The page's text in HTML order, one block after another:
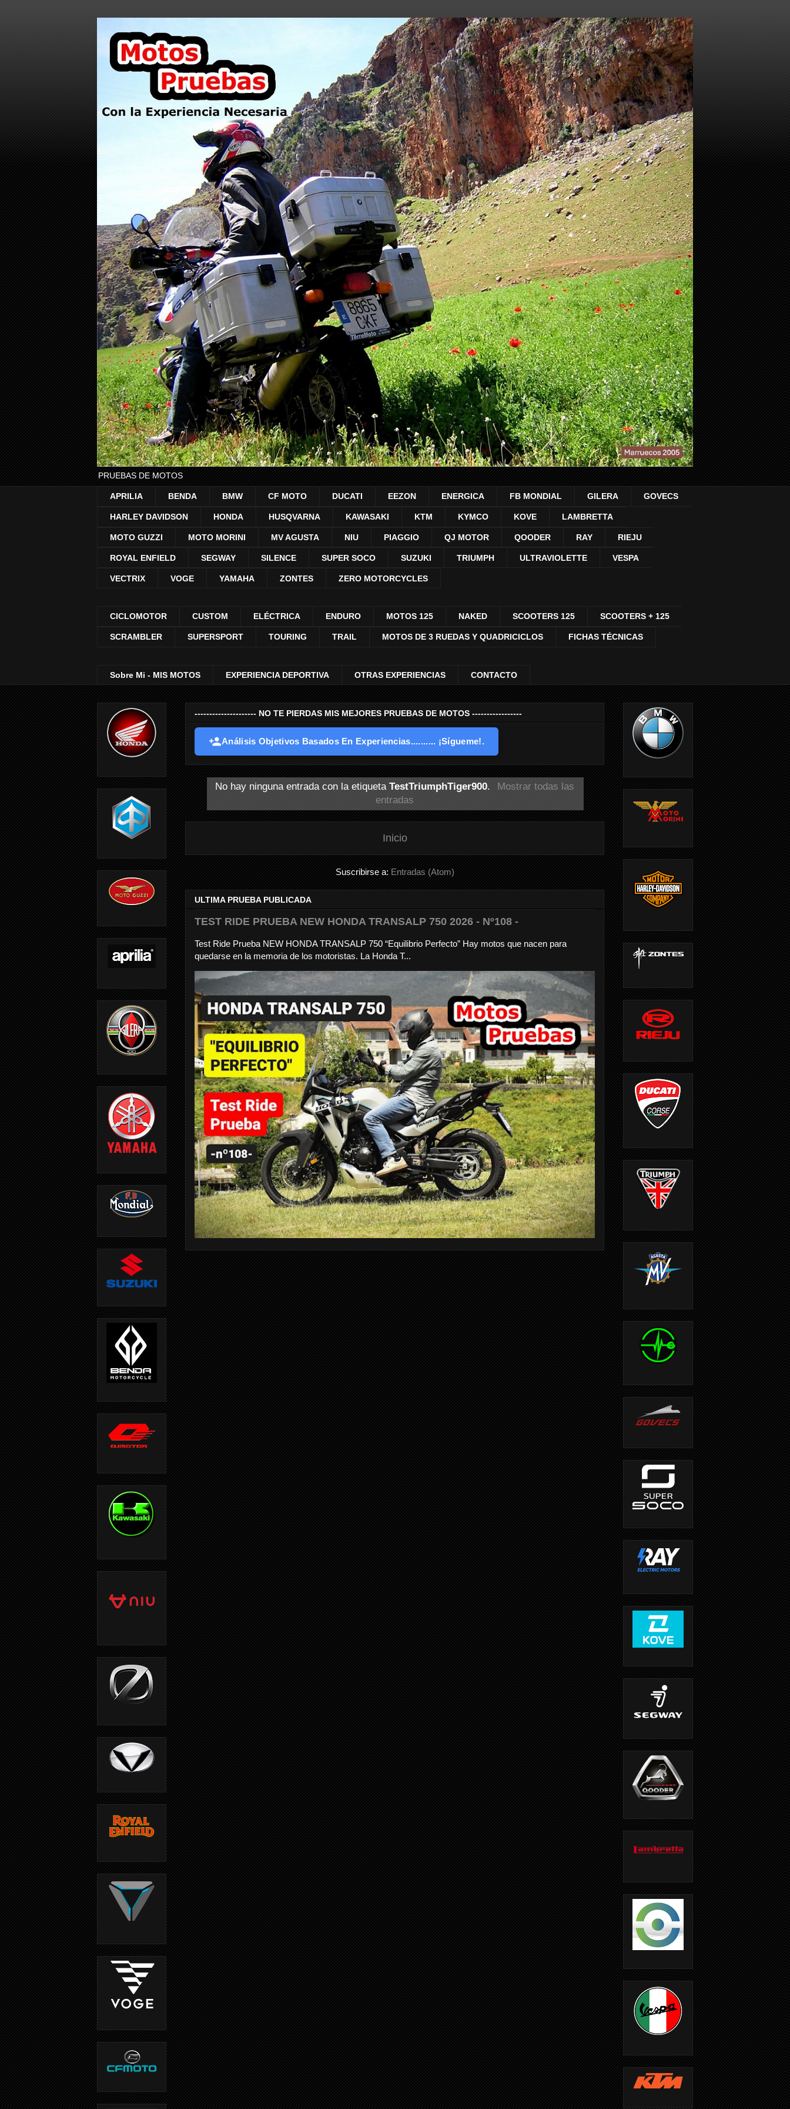
PRUEBAS DE MOTOS
APRILIA BENDA BMW CF MOTO DUCATI EEZON ENERGICA FB MONDIAL GILERA GOVECS
HARLEY DAVIDSON HONDA HUSQVARNA KAWASAKI KTM KYMCO KOVE LAMBRETTA
MOTO GUZZI MOTO MORINI MV AGUSTA NIU PIAGGIO QJ MOTOR QOODER RAY RIEJU
ROYAL ENFIELD SEGWAY SILENCE SUPER SOCO SUZUKI TRIUMPH ULTRAVIOLETTE VESPA
VECTRIX VOGE YAMAHA ZONTES ZERO MOTORCYCLES
CICLOMOTOR CUSTOM ELÉCTRICA ENDURO MOTOS 125 NAKED SCOOTERS 125 SCOOTERS + 125
SCRAMBLER SUPERSPORT TOURING TRAIL MOTOS DE 3 RUEDAS Y QUADRICICLOS FICHAS TÉCNICAS
Sobre Mi - MIS MOTOS EXPERIENCIA DEPORTIVA OTRAS EXPERIENCIAS CONTACTO
--------------------- NO TE PIERDAS MIS MEJORES PRUEBAS DE MOTOS -----------------
Análisis Objetivos Basados En Experiencias.......... ¡Sígueme!.
No hay ninguna entrada con la etiquetaTestTriumphTiger900.
Mostrar todas las
entradas
Inicio
Suscribirse a: Entradas (Atom)
ULTIMA PRUEBA PUBLICADA
TEST RIDE PRUEBA NEW HONDA TRANSALP 750 2026 - Nº108 -
Test Ride Prueba NEW HONDA TRANSALP 750 “Equilibrio Perfecto” Hay motos que nacen para
quedarse en la memoria de los motoristas. La Honda T...